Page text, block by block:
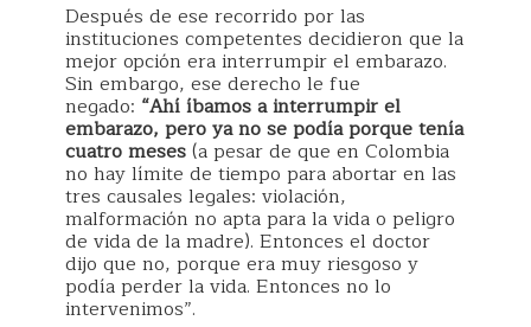
Después de ese recorrido por las
instituciones competentes decidieron que la
mejor opción era interrumpir el embarazo.
Sin embargo, ese derecho le fue
negado: “Ahí íbamos a interrumpir el
embarazo, pero ya no se podía porque tenía
cuatro meses(a pesar de que en Colombia
no hay límite de tiempo para abortar en las
tres causales legales: violación,
malformación no apta para la vida o peligro
de vida de la madre). Entonces el doctor
dijo que no, porque era muy riesgoso y
podía perder la vida. Entonces no lo
intervenimos”.